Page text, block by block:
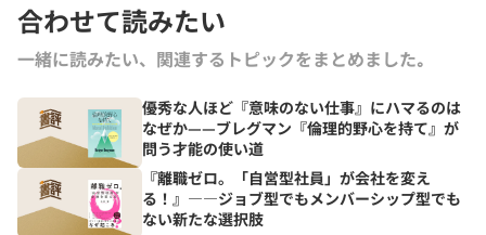
合わせて読みたい
一緒に読みたい、関連するトピックをまとめました｡
優秀な人ほど『意味のない仕事』にハマるのは
なぜか——ブレグマン『倫理的野心を持て』が
問う才能の使い道
『離職ゼロ。「自営型社員」が会社を変え
る！』――ジョブ型でもメンバーシップ型でも
ない新たな選択肢